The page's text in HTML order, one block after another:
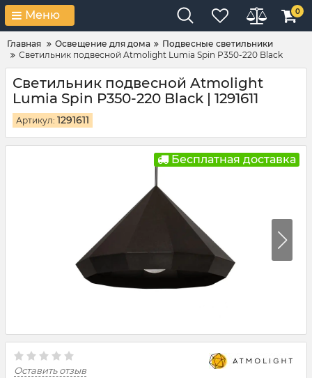
Меню 0
Главная Освещение для дома
Подвесные светильники
Светильник подвесной Atmolight Lumia Spin P350-220 Black
Светильник подвесной Atmolight
Lumia Spin P350-220 Black | 1291611
Артикул: 1291611
Бесплатная доставка
Оставить отзыв